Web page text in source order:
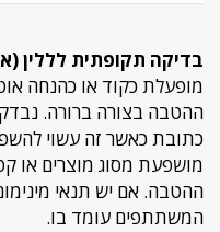
בדיקה תקופתית לללין
מופעלת כקוד או כהנחה
ההטבה בצורה ברורה.
כתובת כאשר זה עשוי
מושפעת מסוג מוצרים או
ההטבה. אם יש תנאי
המשתתפים עומד בו.